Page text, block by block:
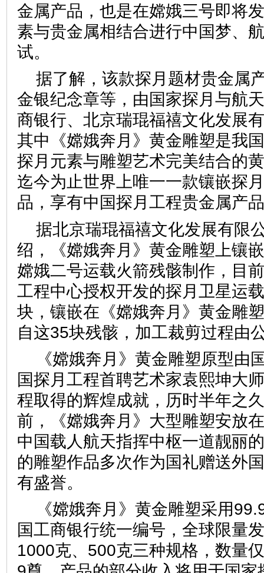
金属产品，也是在嫦娥三号即将
素与贵金属相结合进行中国梦、
试。
据了解，该款探月题材贵金属
金银纪念章等，由国家探月与航
商银行、北京瑞琨福禧文化发展
其中《嫦娥奔月》黄金雕塑是我
探月元素与雕塑艺术完美结合的
迄今为止世界上唯一一款镶嵌探
品，享有中国探月工程贵金属产
据北京瑞琨福禧文化发展有限
绍，《嫦娥奔月》黄金雕塑上镶
嫦娥二号运载火箭残骸制作，目
工程中心授权开发的探月卫星运
块，镶嵌在《嫦娥奔月》黄金雕
自这35块残骸，加工裁剪过程由
《嫦娥奔月》黄金雕塑原型由
国探月工程首聘艺术家袁熙坤大
程取得的辉煌成就，历时半年之
前，《嫦娥奔月》大型雕塑安放
中国载人航天指挥中枢一道靓丽
的雕塑作品多次作为国礼赠送外
有盛誉。
《嫦娥奔月》黄金雕塑采用
国工商银行统一编号，全球限量
1000克、500克三种规格，数量